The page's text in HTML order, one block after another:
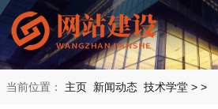
当前位置： 主页 >
新闻动态 >
技术学堂